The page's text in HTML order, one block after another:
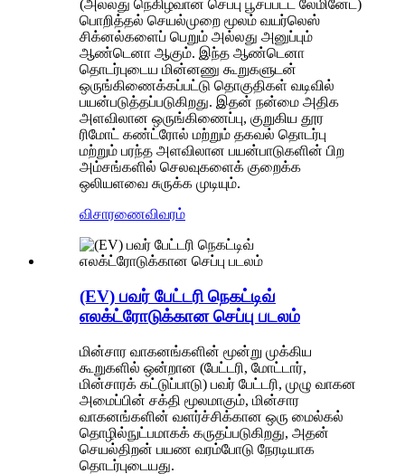
(அல்லது நெகிழ்வான செப்பு பூசப்பட்ட லேமினேட்)
பொறித்தல் செயல்முறை மூலம் வயர்லெஸ்
சிக்னல்களைப் பெறும் அல்லது அனுப்பும்
ஆண்டெனா ஆகும். இந்த ஆண்டெனா
தொடர்புடைய மின்னணு கூறுகளுடன்
ஒருங்கிணைக்கப்பட்டு தொகுதிகள் வடிவில்
பயன்படுத்தப்படுகிறது. இதன் நன்மை அதிக
அளவிலான ஒருங்கிணைப்பு, குறுகிய தூர
ரிமோட் கண்ட்ரோல் மற்றும் தகவல் தொடர்பு
மற்றும் பரந்த அளவிலான பயன்பாடுகளின் பிற
அம்சங்களில் செலவுகளைக் குறைக்க
ஒலியளவை சுருக்க முடியும்.
விசாரணைவிவரம்
(EV) பவர் பேட்டரி நெகட்டிவ்
எலக்ட்ரோடுக்கான செப்பு படலம்
மின்சார வாகனங்களின் மூன்று முக்கிய
கூறுகளில் ஒன்றான (பேட்டரி, மோட்டார்,
மின்சாரக் கட்டுப்பாடு) பவர் பேட்டரி, முழு வாகன
அமைப்பின் சக்தி மூலமாகும், மின்சார
வாகனங்களின் வளர்ச்சிக்கான ஒரு மைல்கல்
தொழில்நுட்பமாகக் கருதப்படுகிறது, அதன்
செயல்திறன் பயண வரம்போடு நேரடியாக
தொடர்புடையது.